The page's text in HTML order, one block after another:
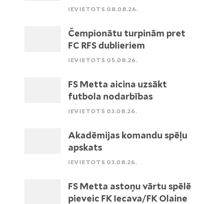
IEVIETOTS 08.08.26.
Čempionātu turpinām pret
FC RFS dublieriem
IEVIETOTS 05.08.26.
FS Metta aicina uzsākt
futbola nodarbības
IEVIETOTS 03.08.26.
Akadēmijas komandu spēļu
apskats
IEVIETOTS 03.08.26.
FS Metta astoņu vārtu spēlē
pieveic FK Iecava/FK Olaine